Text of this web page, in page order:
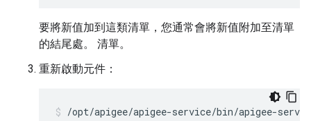
要將新值加到這類清單，您通常會將新值附加至清單
的結尾處。 清單。
重新啟動元件：
/opt/apigee/apigee-service/bin/apigee-